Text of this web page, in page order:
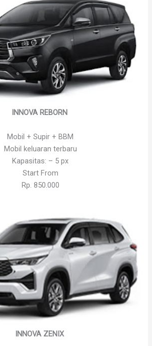
INNOVA REBORN
Mobil + Supir + BBM
Mobil keluaran terbaru
Kapasitas: – 5 px
Start From
Rp. 850.000
INNOVA ZENIX